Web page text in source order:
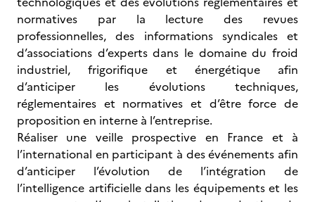
normatives par la lecture des revues
professionnelles, des informations syndicales et
d’associations d’experts dans le domaine du froid
industriel, frigorifique et énergétique afin
d’anticiper les évolutions techniques,
réglementaires et normatives et d’être force de
proposition en interne à l’entreprise.
Réaliser une veille prospective en France et à
l’international en participant à des événements afin
d’anticiper l’évolution de l’intégration de
l’intelligence artificielle dans les équipements et les